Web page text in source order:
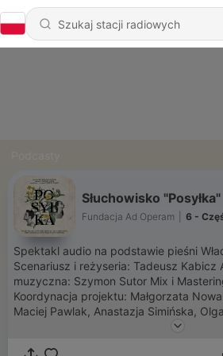
Słuchowisko "Posyłka"
Fundacja Ad Operam 6 -
Spektakl audio na podstawie pieśni
Scenariusz i reżyseria: Tadeusz Kabicz
muzyczna: Szymon Sutor Mix i
Koordynacja projektu: Małgorzata Nowak-Fecica
Maciej Pawlak, Anastazja Simińska,
Januszkiewicz, Przemysław Glapiński,